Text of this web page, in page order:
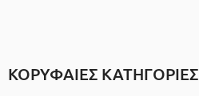
ΚΟΡΥΦΑΙΕΣ ΚΑΤΗΓΟΡΙΕΣ